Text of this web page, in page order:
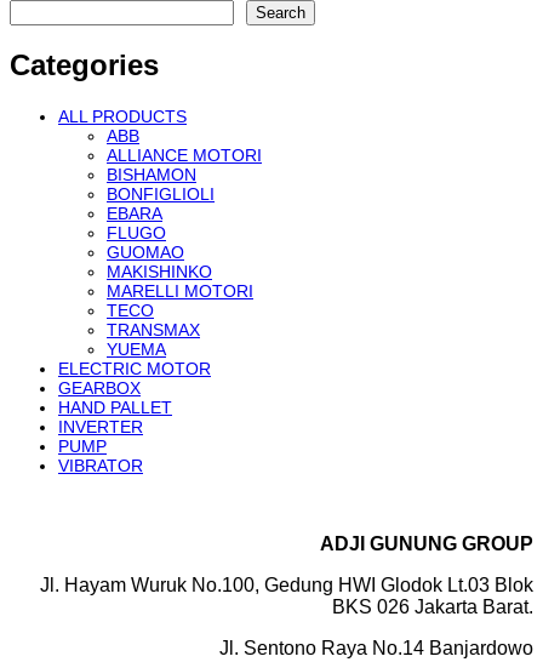
Search
Categories
ALL PRODUCTS
ABB
ALLIANCE MOTORI
BISHAMON
BONFIGLIOLI
EBARA
FLUGO
GUOMAO
MAKISHINKO
MARELLI MOTORI
TECO
TRANSMAX
YUEMA
ELECTRIC MOTOR
GEARBOX
HAND PALLET
INVERTER
PUMP
VIBRATOR
ADJI GUNUNG GROUP
Jl. Hayam Wuruk No.100, Gedung HWI Glodok Lt.03 Blok
BKS 026 Jakarta Barat.
Jl. Sentono Raya No.14 Banjardowo